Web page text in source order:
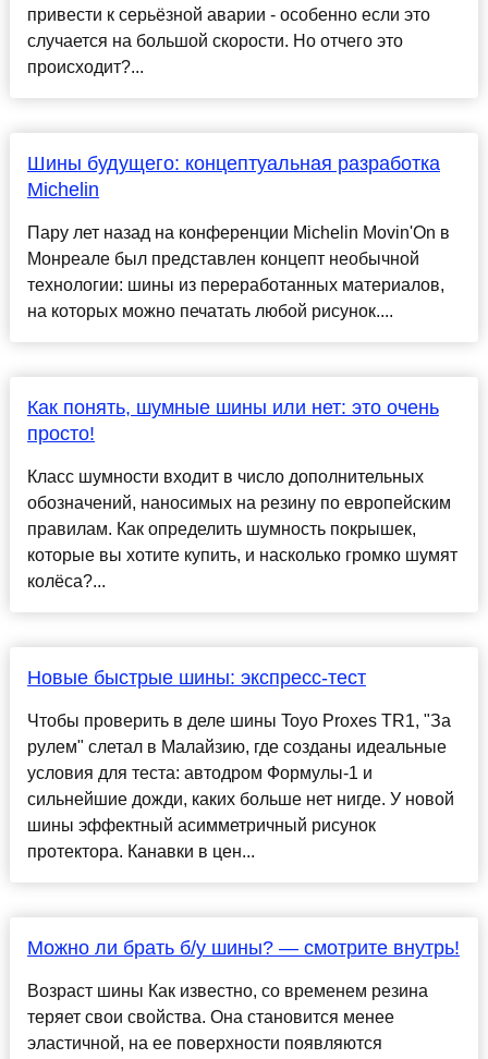
привести к серьёзной аварии - особенно если это
случается на большой скорости. Но отчего это
происходит?...
Шины будущего: концептуальная разработка
Michelin
Пару лет назад на конференции Michelin Movin'On в
Монреале был представлен концепт необычной
технологии: шины из переработанных материалов,
на которых можно печатать любой рисунок....
Как понять, шумные шины или нет: это очень
просто!
Класс шумности входит в число дополнительных
обозначений, наносимых на резину по европейским
правилам. Как определить шумность покрышек,
которые вы хотите купить, и насколько громко шумят
колёса?...
Новые быстрые шины: экспресс-тест
Чтобы проверить в деле шины Toyo Proxes TR1, "За
рулем" слетал в Малайзию, где созданы идеальные
условия для теста: автодром Формулы-1 и
сильнейшие дожди, каких больше нет нигде. У новой
шины эффектный асимметричный рисунок
протектора. Канавки в цен...
Можно ли брать б/у шины? — смотрите внутрь!
Возраст шины Как известно, со временем резина
теряет свои свойства. Она становится менее
эластичной, на ее поверхности появляются